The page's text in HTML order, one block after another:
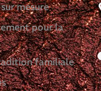
mesure
pour la
familiale